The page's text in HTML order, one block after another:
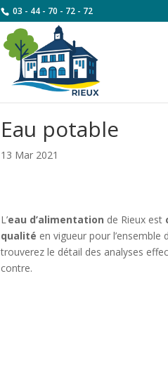
03 - 44 - 70 - 72 - 72
Eau potable
13 Mar 2021
L’eau d’alimentation de Rieux est
qualité en vigueur pour
trouverez le détail des analyses
contre.